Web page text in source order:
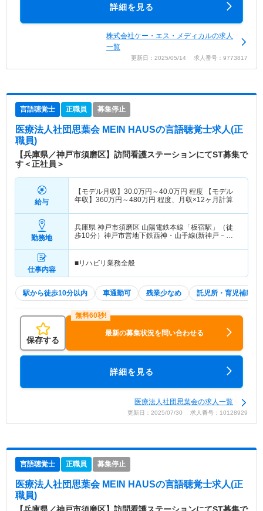
詳細を見る
株式会社ケー・エス・メディカルの求人
一覧
更新日：2025/05/14 求人番号：9773817
言語聴覚士 正職員 募集停止
医療法人社団思葉会 MEIN HAUSの言語聴覚士求人(正
職員)
【兵庫県／神戸市須磨区】訪問看護ステーションにてST募集で
す＜正社員＞
給与
【モデル月収】 30.0万円～40.0万円 程度 【モデル
年収】 360万円～480万円 程度、月収×12ヶ月計算
勤務地
兵庫県 神戸市須磨区 山陽電鉄本線「板宿駅」（徒
歩10分）神戸市営地下鉄西神・山手線(新神戸－新
仕事内容
■リハビリ業務全般
駅から徒歩10分以内 車通勤可 残業少なめ 託児所・育児補助
保存する
最新の募集状況を問い合わせる
詳細を見る
医療法人社団思葉会の求人一覧
更新日：2025/07/30 求人番号：10128929
言語聴覚士 正職員 募集停止
医療法人社団思葉会 MEIN HAUSの言語聴覚士求人(正
職員)